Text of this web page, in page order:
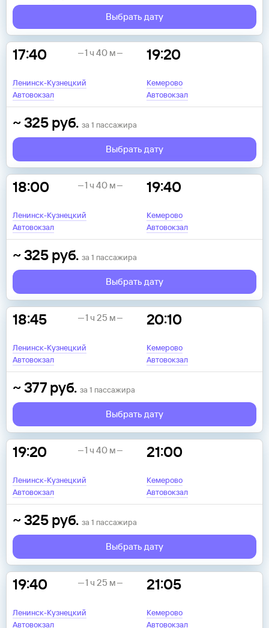
Выбрать дату
17:40
Ленинск-Кузнецкий
Автовокзал
19:20
Кемерово
Автовокзал
1 ч 40 м
~325 руб. за 1 пассажира
Выбрать дату
18:00
Ленинск-Кузнецкий
Автовокзал
19:40
Кемерово
Автовокзал
1 ч 40 м
~325 руб. за 1 пассажира
Выбрать дату
18:45
Ленинск-Кузнецкий
Автовокзал
20:10
Кемерово
Автовокзал
1 ч 25 м
~377 руб. за 1 пассажира
Выбрать дату
19:20
Ленинск-Кузнецкий
Автовокзал
21:00
Кемерово
Автовокзал
1 ч 40 м
~325 руб. за 1 пассажира
Выбрать дату
19:40
Ленинск-Кузнецкий
Автовокзал
21:05
Кемерово
Автовокзал
1 ч 25 м